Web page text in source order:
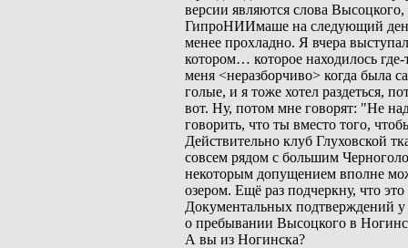
версии являются слова
ГипроНИИмаше на следующий
менее прохладно. Я вчера
котором… которое находилось
меня <неразборчиво> когда была
голые, и я тоже хотел раздеться,
вот. Ну, потом мне говорят: "Не
говорить, что ты вместо того,
Действительно клуб Глуховской
совсем рядом с большим
некоторым допущением вполне
озером. Ещё раз подчеркну, что
Документальных подтверждений
о пребывании Высоцкого в
А вы из Ногинска?